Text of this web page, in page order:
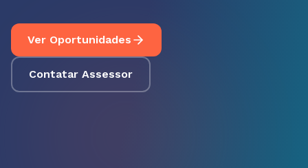
Ver Oportunidades
Contatar Assessor